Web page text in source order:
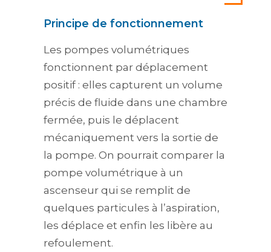
Principe de fonctionnement
Les pompes volumétriques
fonctionnent par déplacement
positif : elles capturent un volume
précis de fluide dans une chambre
fermée, puis le déplacent
mécaniquement vers la sortie de
la pompe. On pourrait comparer la
pompe volumétrique à un
ascenseur qui se remplit de
quelques particules à l’aspiration,
les déplace et enfin les libère au
refoulement.